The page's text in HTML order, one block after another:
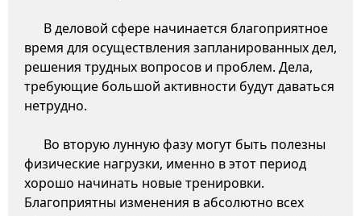
В деловой сфере начинается благоприятное
время для осуществления запланированных дел,
решения трудных вопросов и проблем. Дела,
требующие большой активности будут даваться
нетрудно.
Во вторую лунную фазу могут быть полезны
физические нагрузки, именно в этот период
хорошо начинать новые тренировки.
Благоприятны изменения в абсолютно всех